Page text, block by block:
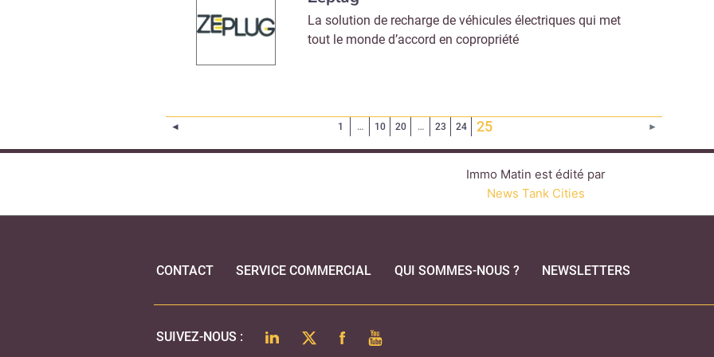
La solution de recharge de véhicules électriques qui met
tout le monde d’accord en copropriété
◄ 1 … 10 20 … 23 24 25(Page courante) ►
Immo Matin est édité par
News Tank Cities
CONTACT SERVICE COMMERCIAL QUI SOMMES-NOUS ? NEWSLETTERS
SUIVEZ-NOUS : LINKEDINTWITTERFACEBOOK
YOUTUBE